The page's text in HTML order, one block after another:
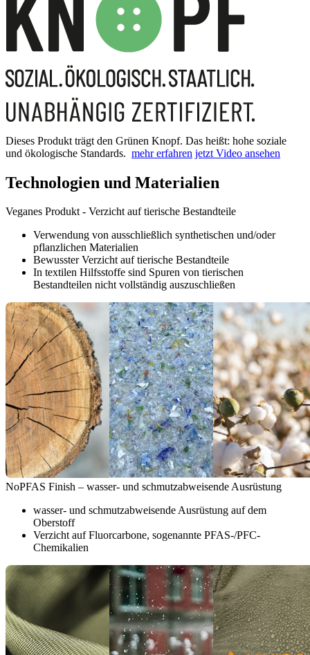
Dieses Produkt trägt den Grünen Knopf. Das heißt: hohe soziale
und ökologische Standards. mehr erfahren jetzt Video ansehen
Technologien und Materialien
Veganes Produkt - Verzicht auf tierische Bestandteile
Verwendung von ausschließlich synthetischen und/oder
pflanzlichen Materialien
Bewusster Verzicht auf tierische Bestandteile
In textilen Hilfsstoffe sind Spuren von tierischen
Bestandteilen nicht vollständig auszuschließen
NoPFAS Finish – wasser- und schmutzabweisende Ausrüstung
wasser- und schmutzabweisende Ausrüstung auf dem
Oberstoff
Verzicht auf Fluorcarbone, sogenannte PFAS-/PFC-
Chemikalien